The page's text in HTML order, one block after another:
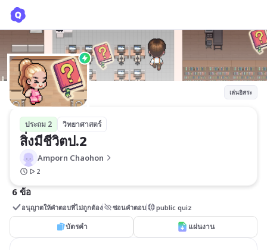
เล่นอิสระ
ประถม 2 วิทยาศาสตร์
สิ่งมีชีวิตป.2
Amporn Chaohon
2
6 ข้อ
อนุญาตให้คำตอบที่ไม่ถูกต้อง ซ่อนคำตอบ public quiz
บัตรคำ แผ่นงาน